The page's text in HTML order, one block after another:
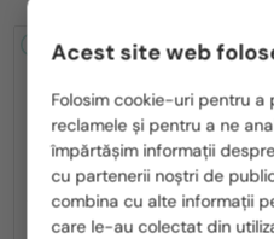
2-4 ZILE
Off-White—Ochelari de soare
România / RO
Polska / PL
Magyarország /
Acest site web
Folosim cookie-uri pentru a
reclamele și pentru a ne
împărtășim informații
cu partenerii noștri de
combina cu alte informații
care le-au colectat din